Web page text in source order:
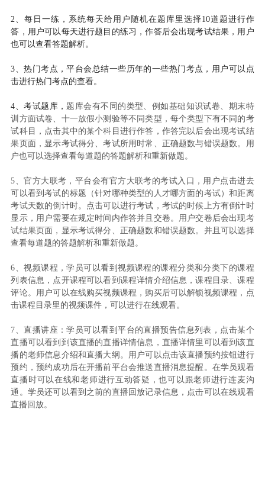
2、每日一练，系统每天给用户随机在题库里选择10道题进行作
答，用户可以每天进行题目的练习，作答后会出现考试结果，用户
也可以查看答题解析。
3、热门考点，平台会总结一些历年的一些热门考点，用户可以点
击进行热门考点的查看。
4、考试题库，题库会有不同的类型、例如基础知识试卷、期末特
训方面试卷、十一放假小测验等不同类型，每个类型下有不同的考
试科目，点击其中的某个科目进行作答，作答完以后会出现考试结
果页面，显示考试得分、考试所用时常、正确题数与错误题数。用
户也可以选择查看每道题的答题解析和重新做题。
5、官方大联考，平台会有官方大联考的考试入口，用户点击进去
可以看到考试的标题（针对哪种类型的人才哪方面的考试）和距离
考试天数的倒计时。点击可以进行考试，考试的时候上方有倒计时
显示，用户需要在规定时间内作答并且交卷。用户交卷后会出现考
试结果页面，显示考试得分、正确题数和错误题数。并且可以选择
查看每道题的答题解析和重新做题。
6、视频课程，学员可以看到视频课程的课程分类和分类下的课程
列表信息，点开课程可以看到课程详情介绍信息，课程目录、课程
评论。用户可以在线购买视频课程，购买后可以解锁视频课程，点
击课程目录里的视频课件，可以进行在线观看。
7、直播讲座：学员可以看到平台的直播预告信息列表，点击某个
直播可以看到到该直播的直播详情信息，直播详情里可以看到该直
播的老师信息介绍和直播大纲。用户可以点击该直播预约按钮进行
预约，预约成功后在开播前平台会推送直播消息提醒。在学员观看
直播时可以在线和老师进行互动答疑，也可以跟老师进行连麦沟
通。学员还可以看到之前的直播回放记录信息，点击可以在线观看
直播回放。